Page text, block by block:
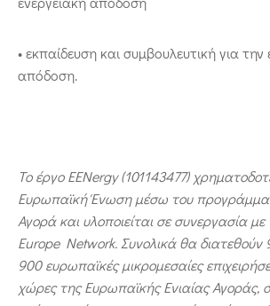
• εκπαίδευση και συμβουλευτική για την
απόδοση.
Το έργο EENergy (101143477)
Ευρωπαϊκή Ένωση μέσω του
Αγορά και υλοποιείται σε συνεργασία
Europe Network. Συνολικά θα διατεθούν
900 ευρωπαϊκές μικρομεσαίες
χώρες της Ευρωπαϊκής Ενιαίας Αγοράς,